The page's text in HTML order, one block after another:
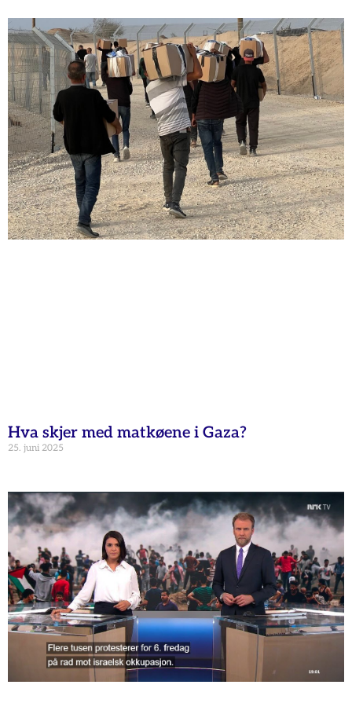
Hva skjer med matkøene i Gaza?
25. juni 2025